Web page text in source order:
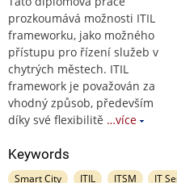
prozkoumává možnosti ITIL
frameworku, jako možného
přístupu pro řízení služeb v
chytrých městech. ITIL
framework je považován za
vhodný způsob, především
díky své flexibilitě …více
Keywords
Smart City ITIL ITSM IT